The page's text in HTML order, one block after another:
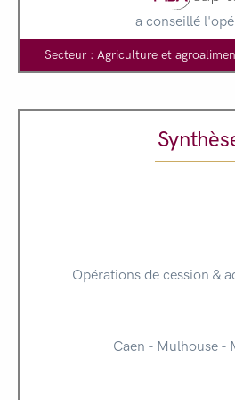
a conseillé
Secteur : Agriculture et
Opérations de cession &
Caen - Mulhouse -